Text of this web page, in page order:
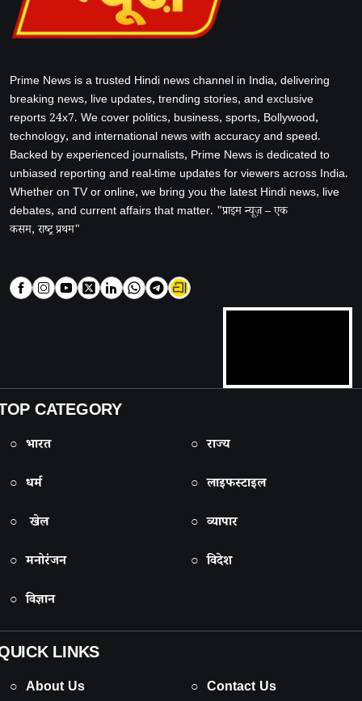
Prime News is a trusted Hindi news channel in India, delivering
breaking news, live updates, trending stories, and exclusive
reports 24x7. We cover politics, business, sports, Bollywood,
technology, and international news with accuracy and speed.
Backed by experienced journalists, Prime News is dedicated to
unbiased reporting and real-time updates for viewers across India.
Whether on TV or online, we bring you the latest Hindi news, live
debates, and current affairs that matter. "प्राइम न्यूज़ – एक
कसम, राष्ट्र प्रथम"
CATEGORY
○ भारत
○ राज्य
○ धर्म
○ लाइफस्टाइल
○ खेल
○ व्यापार
○ मनोरंजन
○ विदेश
○ विज्ञान
LINKS
○ About Us ○ Contact Us